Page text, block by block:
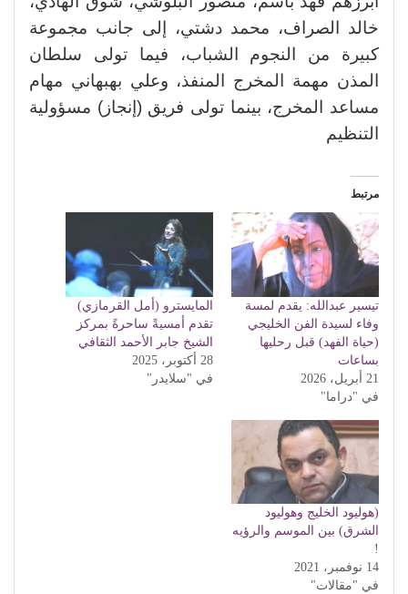
خالد الصراف، محمد دشتي، إلى جانب مجموعة
كبيرة من النجوم الشباب، فيما تولى سلطان
المذن مهمة المخرج المنفذ، وعلي بهبهاني مهام
مساعد المخرج، بينما تولى فريق (إنجاز) مسؤولية
التنظيم
مرتبط
تيسير عبدالله: يقدم لمسة
وفاء لسيدة الفن الخليجي
(حياة الفهد) قبل رحليها
بساعات
21 أبريل، 2026
في "دراما"
المايسترو (أمل القرمازي)
تقدم أمسيةً ساحرةً بمركز
الشيخ جابر الأحمد الثقافي
28 أكتوبر، 2025
في "سلايدر"
(هوليود الخليج وهوليود
الشرق) بين الموسم والرؤيه
!
14 نوفمبر، 2021
في "مقالات"